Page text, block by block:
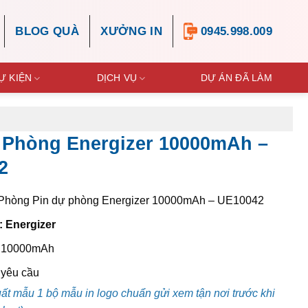
BLOG QUÀ XƯỞNG IN 0945.998.009
KIỆN DỊCH VỤ DỰ ÁN ĐÃ LÀM
Energizer 10000mAh –
Pin dự phòng Energizer 10000mAh – UE10042
Energizer
10000mAh
cầu
mẫu 1 bộ mẫu in logo chuẩn gửi xem tận nơi trước khi